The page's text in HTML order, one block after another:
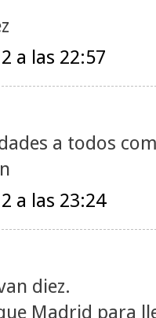
a las 22:57
a todos
a las 23:24
diez.
Madrid para